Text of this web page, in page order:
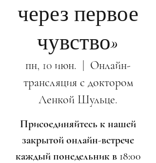
через первое
чувство»
пн, 10 июн.
Онлайн-
трансляция с доктором
Ленкой Шульце.
Присоединяйтесь к нашей
закрытой онлайн-встрече
каждый понедельник в 18:00